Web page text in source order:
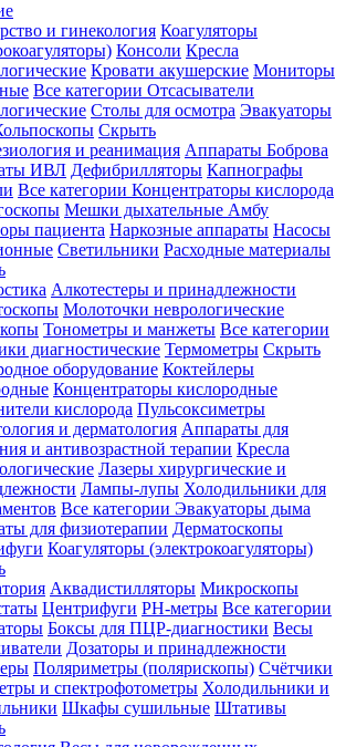
и гинекология Коагуляторы
Консоли Кресла
Кровати акушерские Мониторы
Все категории Отсасыватели
Столы для осмотра Эвакуаторы
Скрыть
и реанимация Аппараты Боброва
ИВЛ Дефибрилляторы Капнографы
Все категории Концентраторы кислорода
Мешки дыхательные Амбу
пациента Наркозные аппараты Насосы
Светильники Расходные материалы
Алкотестеры и принадлежности
Молоточки неврологические
Тонометры и манжеты Все категории
диагностические Термометры Скрыть
оборудование Коктейлеры
Концентраторы кислородные
кислорода Пульсоксиметры
и дерматология Аппараты для
и антивозрастной терапии Кресла
Лазеры хирургические и
Лампы-лупы Холодильники для
Все категории Эвакуаторы дыма
для физиотерапии Дерматоскопы
Коагуляторы (электрокоагуляторы)
Аквадистилляторы Микроскопы
Центрифуги PH-метры Все категории
Боксы для ПЦР-диагностики Весы
Дозаторы и принадлежности
Поляриметры (полярископы) Счётчики
и спектрофотометры Холодильники и
Шкафы сушильные Штативы